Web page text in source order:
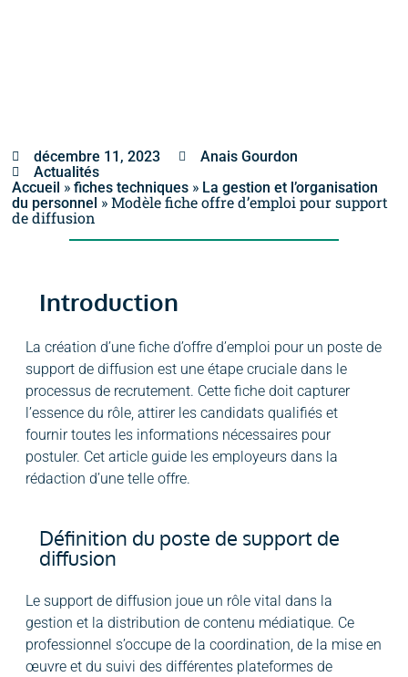
décembre 11, 2023
Anais Gourdon
Actualités
Accueil » fiches techniques » La gestion et l’organisation
du personnel »Modèle fiche offre d’emploi pour support
de diffusion
Introduction
La création d’une fiche d’offre d’emploi pour un poste de
support de diffusion est une étape cruciale dans le
processus de recrutement. Cette fiche doit capturer
l’essence du rôle, attirer les candidats qualifiés et
fournir toutes les informations nécessaires pour
postuler. Cet article guide les employeurs dans la
rédaction d’une telle offre.
Définition du poste de support de
diffusion
Le support de diffusion joue un rôle vital dans la
gestion et la distribution de contenu médiatique. Ce
professionnel s’occupe de la coordination, de la mise en
œuvre et du suivi des différentes plateformes de